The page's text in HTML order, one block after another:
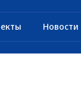
Новости